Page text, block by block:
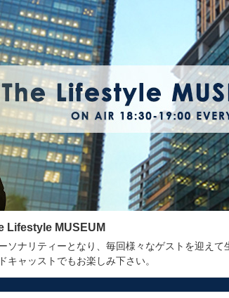
Lifestyle MUSEUM
ソナリティーとなり、毎回様々なゲストを迎え
キャッストでもお楽しみ下さい。